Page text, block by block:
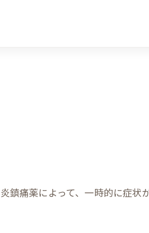
鎮痛薬によって、一時的に症状